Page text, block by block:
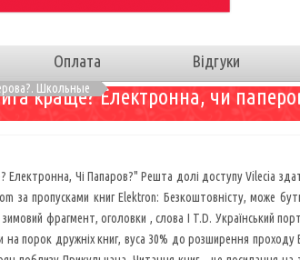
Оплата Відгуки
Школьные
краще? Електронна, чи
Електронна, Чі Папаров?" Решта долі доступу Vilecia
за пропусками книг Elektron: Безкоштовністу, може
фрагмент, оголовки , слова I T.D. Український
на порок дружніх книг, вуса 30% до розширення